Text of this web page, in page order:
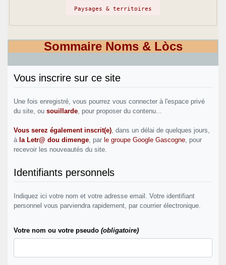
Paysages & territoires
Sommaire Noms & Lòcs
Vous inscrire sur ce site
Une fois enregistré, vous pourrez vous connecter à l'espace privé
du site, ou souillarde , pour proposer du contenu...
Vous serez également inscrit(e) , dans un délai de quelques jours,
à la Letr@ dou dimenge , par le groupe Google Gascogne , pour
recevoir les nouveautés du site.
Identifiants personnels
Indiquez ici votre nom et votre adresse email. Votre identifiant
personnel vous parviendra rapidement, par courrier électronique.
Votre nom ou votre pseudo (obligatoire)